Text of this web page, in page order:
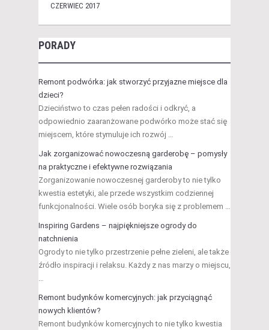
CZERWIEC 2017
PORADY
Remont podwórka: jak stworzyć przyjazne miejsce dla
dzieci?
Dzieciństwo to czas pełen radości i odkryć, a
odpowiednio zaaranżowane podwórko może stać się
miejscem, które stymuluje ich rozwój …
Jak zorganizować nowoczesną garderobę – pomysły
na praktyczne i efektywne rozwiązania
Zorganizowanie nowoczesnej garderoby to nie tylko
kwestia estetyki, ale przede wszystkim codziennej
funkcjonalności. Wiele osób boryka się z problemem …
Inspiring Gardens – najpiękniejsze ogrody do
natchnienia
Ogrody to nie tylko przestrzenie pełne zieleni, ale także
źródło inspiracji i relaksu. Każdy z nas marzy o miejscu,
Remont budynków komercyjnych: jak przyciągnąć
nowych klientów?
Remont budynków komercyjnych to nie tylko kwestia